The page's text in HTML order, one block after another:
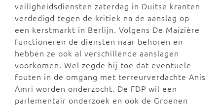
veiligheidsdiensten zaterdag in Duitse kranten
verdedigd tegen de kritiek na de aanslag op
een kerstmarkt in Berlijn. Volgens De Maizière
functioneren de diensten naar behoren en
hebben ze ook al verschillende aanslagen
voorkomen. Wel zegde hij toe dat eventuele
fouten in de omgang met terreurverdachte Anis
Amri worden onderzocht. De FDP wil een
parlementair onderzoek en ook de Groenen